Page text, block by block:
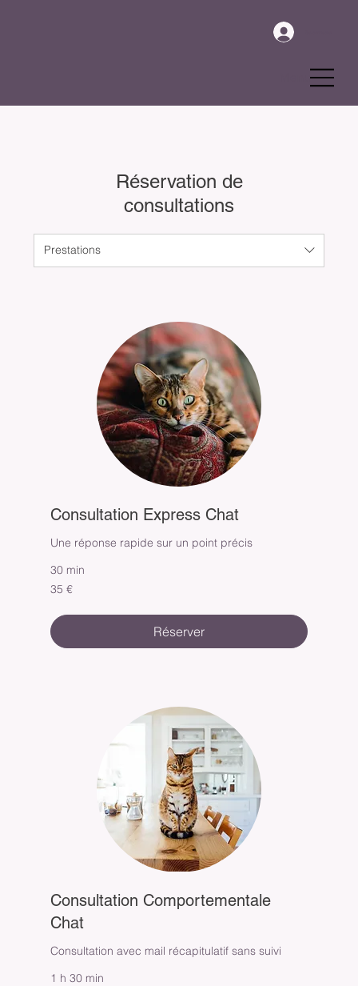
Menu
Réservation de
consultations
Prestations
Consultation Express Chat
Une réponse rapide sur un point précis
30 min
35
euros
35 €
Réserver
Consultation Comportementale
Chat
Consultation avec mail récapitulatif sans suivi
1 h 30 min